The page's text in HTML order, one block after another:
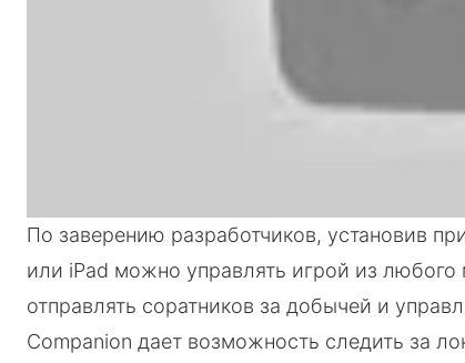
По заверению разработчиков, установив
или iPad можно управлять игрой из
отправлять соратников за добычей и
Companion дает возможность следить за